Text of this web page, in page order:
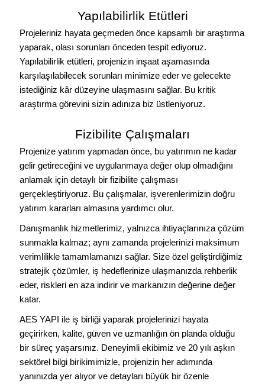
Yapılabilirlik Etütleri
Projeleriniz hayata geçmeden önce kapsamlı bir araştırma
yaparak, olası sorunları önceden tespit ediyoruz.
Yapılabilirlik etütleri, projenizin inşaat aşamasında
karşılaşılabilecek sorunları minimize eder ve gelecekte
istediğiniz kâr düzeyine ulaşmasını sağlar. Bu kritik
araştırma görevini sizin adınıza biz üstleniyoruz.
Fizibilite Çalışmaları
Projenize yatırım yapmadan önce, bu yatırımın ne kadar
gelir getireceğini ve uygulanmaya değer olup olmadığını
anlamak için detaylı bir fizibilite çalışması
gerçekleştiriyoruz. Bu çalışmalar, işverenlerimizin doğru
yatırım kararları almasına yardımcı olur.
Danışmanlık hizmetlerimiz, yalnızca ihtiyaçlarınıza çözüm
sunmakla kalmaz; aynı zamanda projelerinizi maksimum
verimlilikle tamamlamanızı sağlar. Size özel geliştirdiğimiz
stratejik çözümler, iş hedeflerinize ulaşmanızda rehberlik
eder, riskleri en aza indirir ve markanızın değerine değer
katar.
AES YAPI ile iş birliği yaparak projelerinizi hayata
geçirirken, kalite, güven ve uzmanlığın ön planda olduğu
bir süreç yaşarsınız. Deneyimli ekibimiz ve 20 yılı aşkın
sektörel bilgi birikimimizle, projenizin her adımında
yanınızda yer alıyor ve detayları büyük bir özenle